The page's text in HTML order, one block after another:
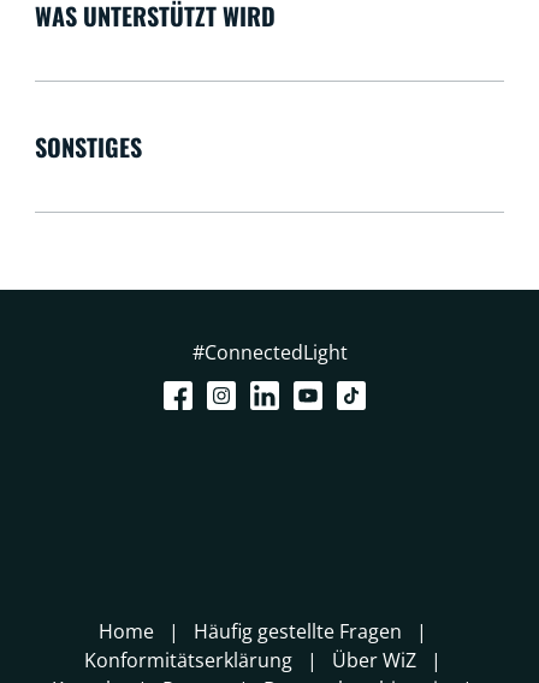
WAS UNTERSTÜTZT WIRD
SONSTIGES
#ConnectedLight
Home
Häufig gestellte Fragen
Konformitätserklärung
Über WiZ